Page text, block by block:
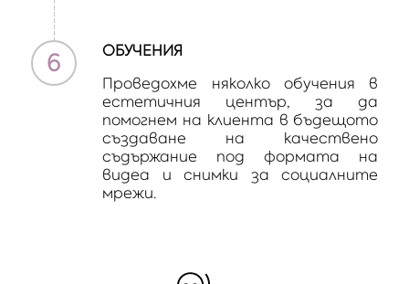
6
ОБУЧЕНИЯ
Проведохме няколко обучения в
естетичния център, за да
помогнем на клиента в бъдещото
създаване на качествено
съдържание под формата на
видеа и снимки за социалните
мрежи.